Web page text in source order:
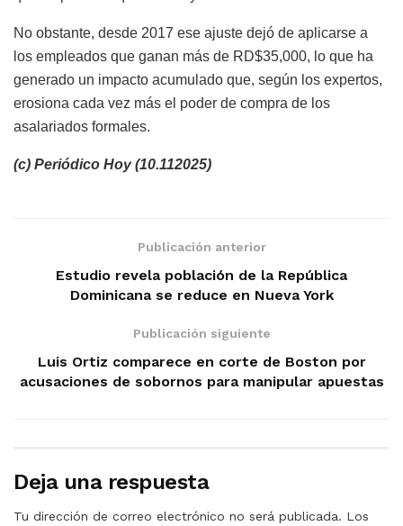
No obstante, desde 2017 ese ajuste dejó de aplicarse a
los empleados que ganan más de RD$35,000, lo que ha
generado un impacto acumulado que, según los expertos,
erosiona cada vez más el poder de compra de los
asalariados formales.
(c) Periódico Hoy (10.112025)
Publicación anterior
Estudio revela población de la República
Dominicana se reduce en Nueva York
Publicación siguiente
Luis Ortiz comparece en corte de Boston por
acusaciones de sobornos para manipular apuestas
Deja una respuesta
Tu dirección de correo electrónico no será publicada. Los